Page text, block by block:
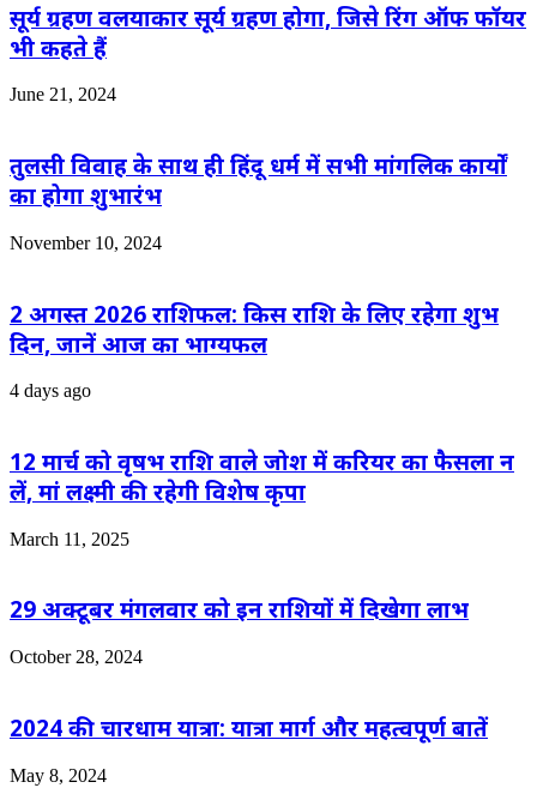
सूर्य ग्रहण वलयाकार सूर्य ग्रहण होगा, जिसे रिंग ऑफ फॉयर
भी कहते हैं
June 21, 2024
तुलसी विवाह के साथ ही हिंदू धर्म में सभी मांगलिक कार्यों
का होगा शुभारंभ
November 10, 2024
2 अगस्त 2026 राशिफल: किस राशि के लिए रहेगा शुभ
दिन, जानें आज का भाग्यफल
4 days ago
12 मार्च को वृषभ राशि वाले जोश में करियर का फैसला न
लें, मां लक्ष्मी की रहेगी विशेष कृपा
March 11, 2025
29 अक्टूबर मंगलवार को इन राशियों में दिखेगा लाभ
October 28, 2024
2024 की चारधाम यात्रा: यात्रा मार्ग और महत्वपूर्ण बातें
May 8, 2024